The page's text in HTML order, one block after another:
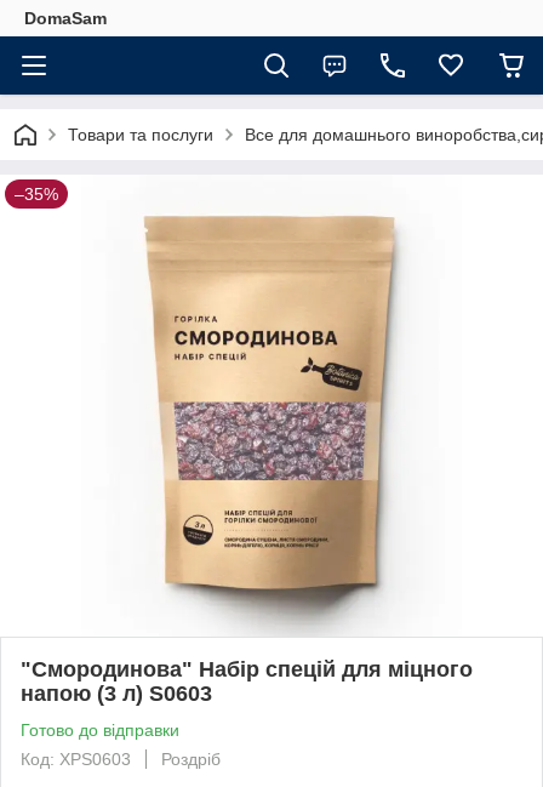
DomaSam
Товари та послуги Все для домашнього
–35%
"Смородинова" Набір спецій для міцного
напою (3 л) S0603
Готово до відправки
Код: ХРS0603
Роздріб